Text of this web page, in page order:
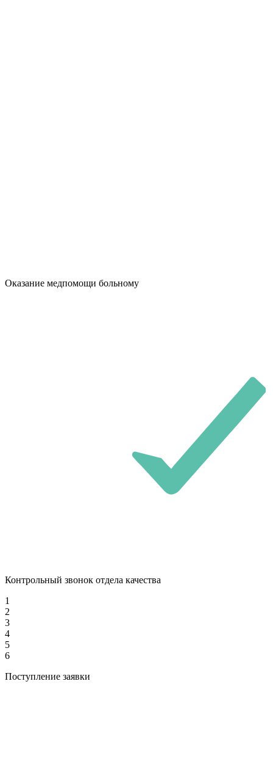
Оказание медпомощи больному
Контрольный звонок отдела качества
1
2
3
4
5
6
Поступление заявки